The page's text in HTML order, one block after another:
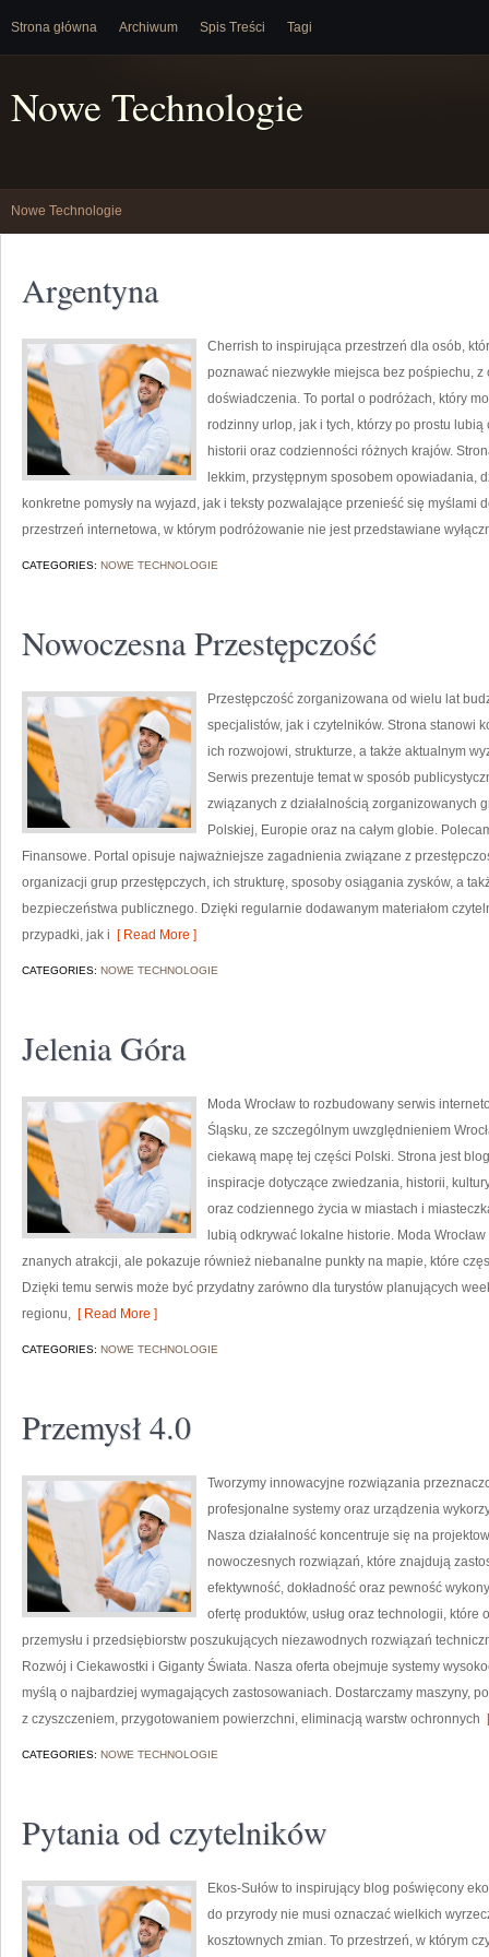
Strona główna Archiwum Spis Treści Tagi
Nowe Technologie
Nowe Technologie
Argentyna
Cherrish to inspirująca przestrzeń dla osób,
poznawać niezwykłe miejsca bez pośpiechu,
doświadczenia. To portal o podróżach, który
rodzinny urlop, jak i tych, którzy po prostu
historii oraz codzienności różnych krajów.
lekkim, przystępnym sposobem opowiadania,
konkretne pomysły na wyjazd, jak i teksty pozwalające przenieść się myślami
przestrzeń internetowa, w którym podróżowanie nie jest przedstawiane
CATEGORIES: NOWE TECHNOLOGIE
Nowoczesna Przestępczość
Przestępczość zorganizowana od wielu lat
specjalistów, jak i czytelników. Strona stanowi
ich rozwojowi, strukturze, a także aktualnym
Serwis prezentuje temat w sposób
związanych z działalnością zorganizowanych
Polskiej, Europie oraz na całym globie.
Finansowe. Portal opisuje najważniejsze zagadnienia związane z
organizacji grup przestępczych, ich strukturę, sposoby osiągania zysków, a
bezpieczeństwa publicznego. Dzięki regularnie dodawanym materiałom
przypadki, jak i [ Read More ]
CATEGORIES: NOWE TECHNOLOGIE
Jelenia Góra
Moda Wrocław to rozbudowany serwis
Śląsku, ze szczególnym uwzględnieniem
ciekawą mapę tej części Polski. Strona jest
inspiracje dotyczące zwiedzania, historii,
oraz codziennego życia w miastach i
lubią odkrywać lokalne historie. Moda
znanych atrakcji, ale pokazuje również niebanalne punkty na mapie, które
Dzięki temu serwis może być przydatny zarówno dla turystów planujących
regionu, [ Read More ]
CATEGORIES: NOWE TECHNOLOGIE
Przemysł 4.0
Tworzymy innowacyjne rozwiązania
profesjonalne systemy oraz urządzenia
Nasza działalność koncentruje się na
nowoczesnych rozwiązań, które znajdują
efektywność, dokładność oraz pewność
ofertę produktów, usług oraz technologii,
przemysłu i przedsiębiorstw poszukujących niezawodnych rozwiązań
Rozwój i Ciekawostki i Giganty Świata. Nasza oferta obejmuje systemy
myślą o najbardziej wymagających zastosowaniach. Dostarczamy maszyny,
z czyszczeniem, przygotowaniem powierzchni, eliminacją warstw ochronnych
CATEGORIES: NOWE TECHNOLOGIE
Pytania od czytelników
Ekos-Sułów to inspirujący blog poświęcony
do przyrody nie musi oznaczać wielkich
kosztownych zmian. To przestrzeń, w którym